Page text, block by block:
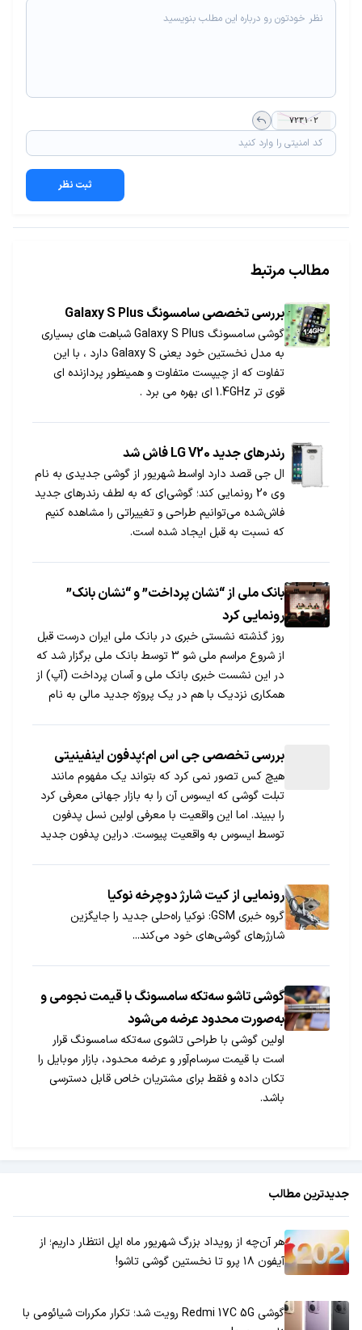
ثبت نظر
مطالب مرتبط
بررسی تخصصی سامسونگ Galaxy S Plus
گوشی سامسونگ Galaxy S Plus شباهت های بسیاری
به مدل نخستین خود یعنی Galaxy S دارد ، با این
تفاوت که از چیپست متفاوت و همینطور پردازنده ای
قوی تر 1.4GHz ای بهره می برد .
رندرهای جدید LG V20 فاش شد
ال جی قصد دارد اواسط شهریور از گوشی جدیدی به نام
وی 20 رونمایی کند؛ گوشی‌ای که به لطف رندرهای جدید
فاش‌شده می‌توانیم طراحی و تغییراتی را مشاهده کنیم
که نسبت به قبل ایجاد شده است.
بانک ملی از “نشان پرداخت” و “نشان بانک”
رونمایی کرد
روز گذشته نشستی خبری در بانک ملی ایران درست قبل
از شروع مراسم ملی شو 3 توسط بانک ملی برگزار شد که
در این نشست خبری بانک ملی و آسان پرداخت (آپ) از
همکاری نزدیک با هم در یک پروژه جدید مالی به نام
بررسی تخصصی جی اس ام؛پدفون اینفینیتی
هیچ کس تصور نمی کرد که بتواند یک مفهوم مانند
تبلت گوشی که ایسوس آن را به بازار جهانی معرفی کرد
را ببیند. اما این واقعیت با معرفی اولین نسل پدفون
توسط ایسوس به واقعیت پیوست. دراین پدفون جدید
رونمایی از کیت شارژ دوچرخه نوکیا
گروه خبری GSM: نوکیا راه‌حلی جدید را جایگزین
شارژرهای گوشی‌های خود می‌کند...
گوشی تاشو سه‌تکه سامسونگ با قیمت نجومی و
به‌صورت محدود عرضه می‌شود
اولین گوشی با طراحی تاشوی سه‌تکه سامسونگ قرار
است با قیمت سرسام‌آور و عرضه محدود، بازار موبایل را
تکان داده و فقط برای مشتریان خاص قابل دسترسی
باشد.
جدیدترین مطالب
هر آن‌چه از رویداد بزرگ شهریور ماه اپل انتظار داریم؛ از
آیفون ۱۸ پرو تا نخستین گوشی تاشو!
گوشی Redmi 17C 5G رویت شد؛ تکرار مکررات شیائومی با